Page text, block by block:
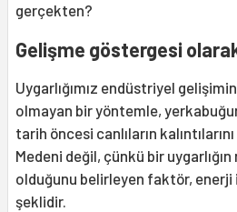
gerçekten?
Gelişme göstergesi
Uygarlığımız endüstriyel
olmayan bir yöntemle,
tarih öncesi canlıların
Medeni değil, çünkü bir
olduğunu belirleyen faktör, enerji
şeklidir.